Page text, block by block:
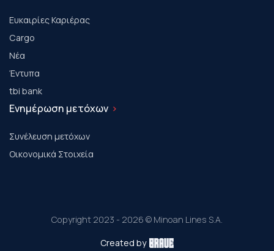
Ευκαιρίες Καριέρας
Cargo
Νέα
Έντυπα
tbi bank
Ενημέρωση μετόχων
Συνέλευση μετόχων
Οικονομικά Στοιχεία
Copyright 2023 - 2026 © Minoan Lines S.A.
Created by